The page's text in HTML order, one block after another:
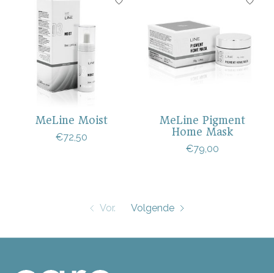
MeLine Moist
€72,50
MeLine Pigment
Home Mask
€79,00
Vor. Volgende